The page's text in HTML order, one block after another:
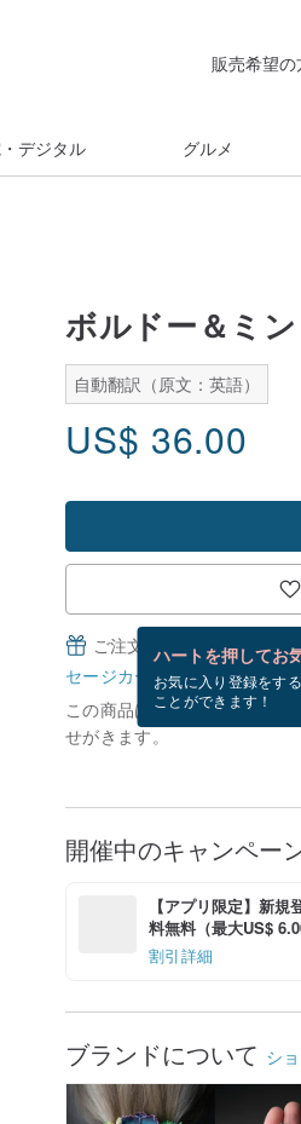
販売希望の
デジタル グルメ
ボルドー＆ミ
自動翻訳（原文：英語）
US$ 36.00
ハートを押してお
お気に入り登録をす
ことができます！
ご注文完了後、無料で
セージカードとは？
この商品は現在在庫があり
せがきます。
開催中のキャンペー
【アプリ限定】新
料無料（最大US$
割引詳細
ブランドについて シ